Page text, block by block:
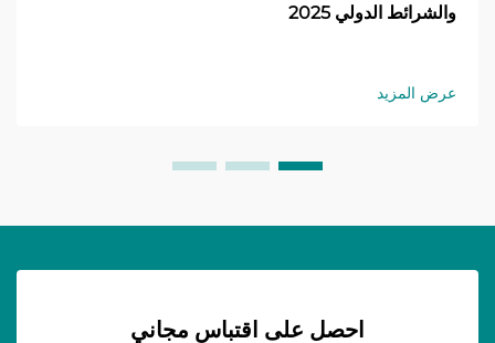
والشرائط الدولي 2025
عرض المزيد
احصل على اقتباس مجاني